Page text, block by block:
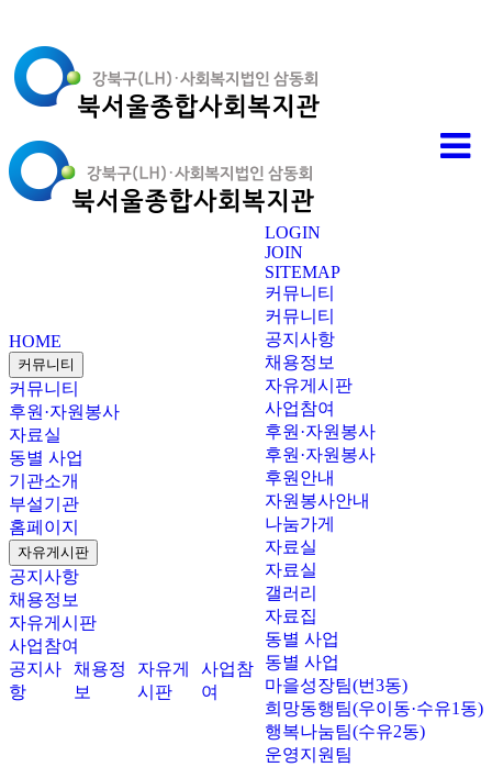
LOGIN
JOIN
SITEMAP
커뮤니티
커뮤니티
공지사항
채용정보
자유게시판
사업참여
후원·자원봉사
후원·자원봉사
후원안내
자원봉사안내
나눔가게
자료실
자료실
갤러리
자료집
동별 사업
동별 사업
마을성장팀(번3동)
희망동행팀(우이동·수유1동)
행복나눔팀(수유2동)
운영지원팀
HOME
커뮤니티
커뮤니티
후원·자원봉사
자료실
동별 사업
기관소개
부설기관
홈페이지
자유게시판
공지사항
채용정보
자유게시판
사업참여
공지사
항
채용정
보
자유게
시판
사업참
여